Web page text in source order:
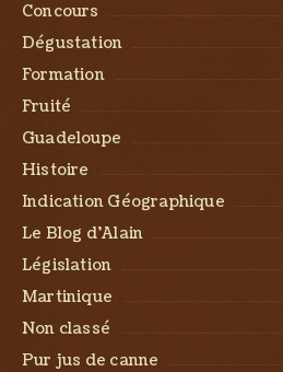
Concours
Dégustation
Formation
Fruité
Guadeloupe
Histoire
Indication Géographique
Le Blog d’Alain
Législation
Martinique
Non classé
Pur jus de canne